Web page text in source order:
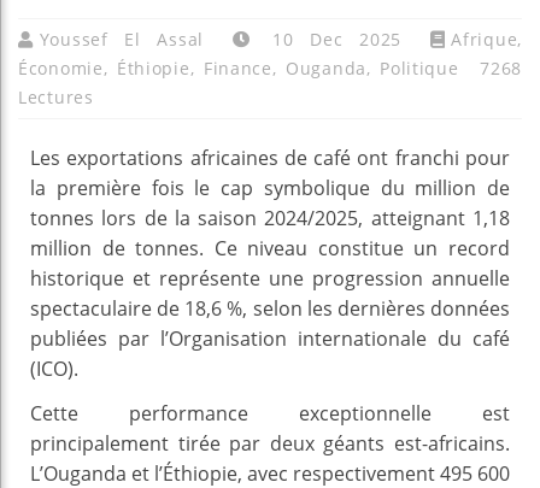
Youssef El Assal 10 Dec 2025 Afrique,
Économie, Éthiopie, Finance, Ouganda, Politique
7268
Lectures
Les exportations africaines de café ont franchi pour
la première fois le cap symbolique du million de
tonnes lors de la saison 2024/2025, atteignant 1,18
million de tonnes. Ce niveau constitue un record
historique et représente une progression annuelle
spectaculaire de 18,6 %, selon les dernières données
publiées par l’Organisation internationale du café
(ICO).
Cette performance exceptionnelle est
principalement tirée par deux géants est-africains.
L’Ouganda et l’Éthiopie, avec respectivement 495 600